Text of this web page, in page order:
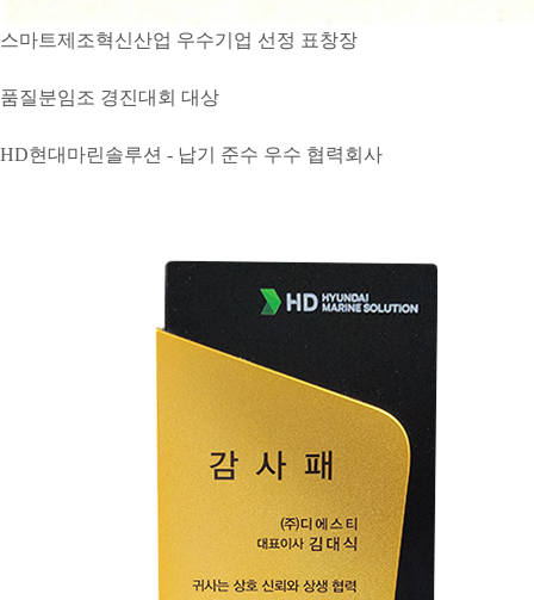
스마트제조혁신산업 우수기업 선정 표창장
품질분임조 경진대회 대상
HD현대마린솔루션 - 납기 준수 우수 협력회사